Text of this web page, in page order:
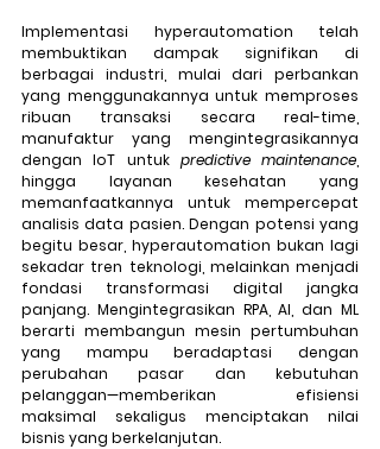
Implementasi hyperautomation telah
membuktikan dampak signifikan di
berbagai industri, mulai dari perbankan
yang menggunakannya untuk memproses
ribuan transaksi secara real-time,
manufaktur yang mengintegrasikannya
dengan IoT untuk predictive maintenance
hingga layanan kesehatan yang
memanfaatkannya untuk mempercepat
analisis data pasien. Dengan potensi yang
begitu besar, hyperautomation bukan lagi
sekadar tren teknologi, melainkan menjadi
fondasi transformasi digital jangka
panjang. Mengintegrasikan RPA, AI, dan ML
berarti membangun mesin pertumbuhan
yang mampu beradaptasi dengan
perubahan pasar dan kebutuhan
pelanggan—memberikan efisiensi
maksimal sekaligus menciptakan nilai
bisnis yang berkelanjutan.